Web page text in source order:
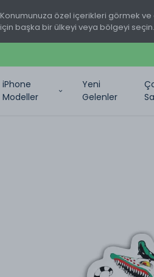
Konumunuza özel içerikleri görmek ve
için başka bir ülkeyi veya bölgeyi seçin.
iPhone
Modeller
Yeni
Gelenler